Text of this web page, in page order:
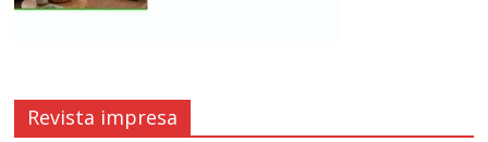
Revista impresa